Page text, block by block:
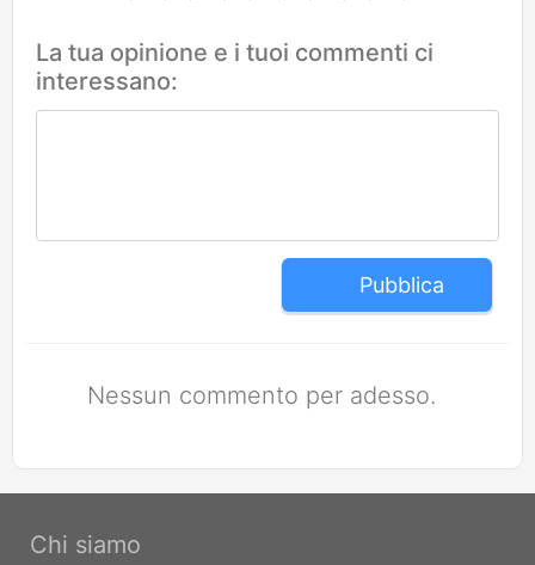
La tua opinione e i tuoi commenti ci
interessano:
Pubblica
Nessun commento per adesso.
Chi siamo